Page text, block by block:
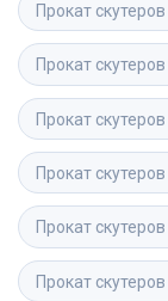
Прокат скутеров
Прокат скутеров
Прокат скутеров
Прокат скутеров
Прокат скутеров
Прокат скутеров